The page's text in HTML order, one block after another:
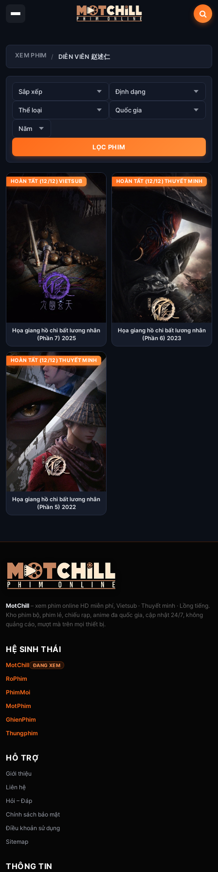
XEM PHIM DIỄN VIÊN 赵述仁
HOÀN TẤT (12/12) VIETSUB
Họa giang hồ chi bất lương nhân
(Phần 7) 2025
HOÀN TẤT (12/12) THUYẾT MINH
Họa giang hồ chi bất lương nhân
(Phần 6) 2023
HOÀN TẤT (12/12) THUYẾT MINH
Họa giang hồ chi bất lương nhân
(Phần 5) 2022
MotChill – xem phim online HD miễn phí, Vietsub · Thuyết minh · Lồng tiếng.
Kho phim bộ, phim lẻ, chiếu rạp, anime đa quốc gia, cập nhật 24/7, không
quảng cáo, mượt mà trên mọi thiết bị.
HỆ SINH THÁI
MotChill ĐANG XEM
RoPhim
PhimMoi
MotPhim
GhienPhim
Thungphim
HỖ TRỢ
Giới thiệu
Liên hệ
Hỏi – Đáp
Chính sách bảo mật
Điều khoản sử dụng
Sitemap
THÔNG TIN